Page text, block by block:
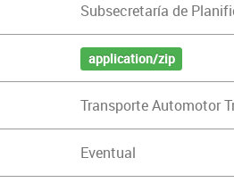
Subsecretaría de
application/zip
Transporte Automotor
Eventual